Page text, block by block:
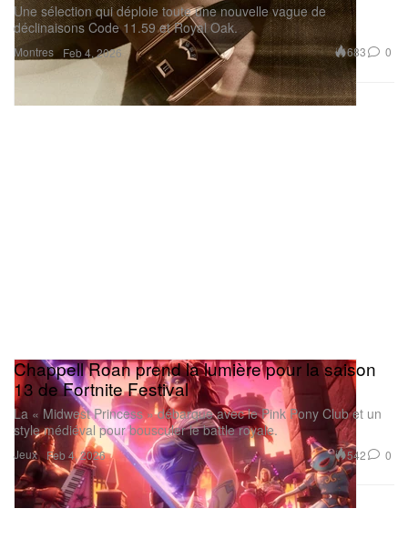
Montres
Une sélection qui déploie toute une nouvelle vague de
déclinaisons Code 11.59 et Royal Oak.
Feb 4, 2026 683 0
Jeux
Chappell Roan prend la lumière pour la saison
13 de Fortnite Festival
La « Midwest Princess » débarque avec le Pink Pony Club et un
style médiéval pour bousculer le battle royale.
Feb 4, 2026 542 0